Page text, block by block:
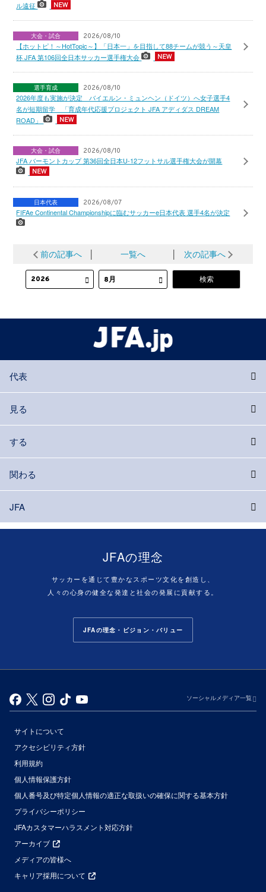
ル遠征
大会・試合 2026/08/10
【ホットピ！～HotTopic～】「日本一」を目指して88チームが競う～天皇
杯 JFA 第106回全日本サッカー選手権大会
選手育成 2026/08/10
2026年度も実施が決定 バイエルン・ミュンヘン（ドイツ）へ女子選手4
名が短期留学 「育成年代応援プロジェクト JFA アディダス DREAM
ROAD」
大会・試合 2026/08/10
JFA バーモントカップ 第36回全日本U-12フットサル選手権大会が開幕
日本代表 2026/08/07
FIFAe Continental Championshipに臨むサッカーe日本代表 選手4名が決定
前の記事へ 一覧へ 次の記事へ
代表
見る
する
関わる
JFA
JFAの理念
サッカーを通じて豊かなスポーツ文化を創造し、
人々の心身の健全な発達と社会の発展に貢献する。
JFAの理念・ビジョン・バリュー
ソーシャルメディア一覧
サイトについて
アクセシビリティ方針
利用規約
個人情報保護方針
個人番号及び特定個人情報の適正な取扱いの確保に関する基本方針
プライバシーポリシー
JFAカスタマーハラスメント対応方針
アーカイブ
メディアの皆様へ
キャリア採用について